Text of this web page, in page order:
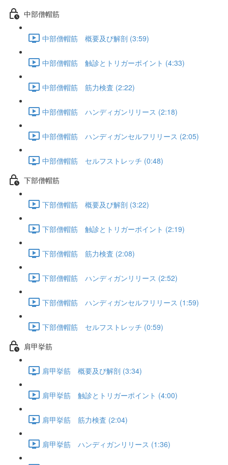
中部僧帽筋
中部僧帽筋 概要及び解剖 (3:59)
中部僧帽筋 触診とトリガーポイント (4:33)
中部僧帽筋 筋力検査 (2:22)
中部僧帽筋 ハンディガンリリース (2:18)
中部僧帽筋 ハンディガンセルフリリース (2:05)
中部僧帽筋 セルフストレッチ (0:48)
下部僧帽筋
下部僧帽筋 概要及び解剖 (3:22)
下部僧帽筋 触診とトリガーポイント (2:19)
下部僧帽筋 筋力検査 (2:08)
下部僧帽筋 ハンディガンリリース (2:52)
下部僧帽筋 ハンディガンセルフリリース (1:59)
下部僧帽筋 セルフストレッチ (0:59)
肩甲挙筋
肩甲挙筋 概要及び解剖 (3:34)
肩甲挙筋 触診とトリガーポイント (4:00)
肩甲挙筋 筋力検査 (2:04)
肩甲挙筋 ハンディガンリリース (1:36)